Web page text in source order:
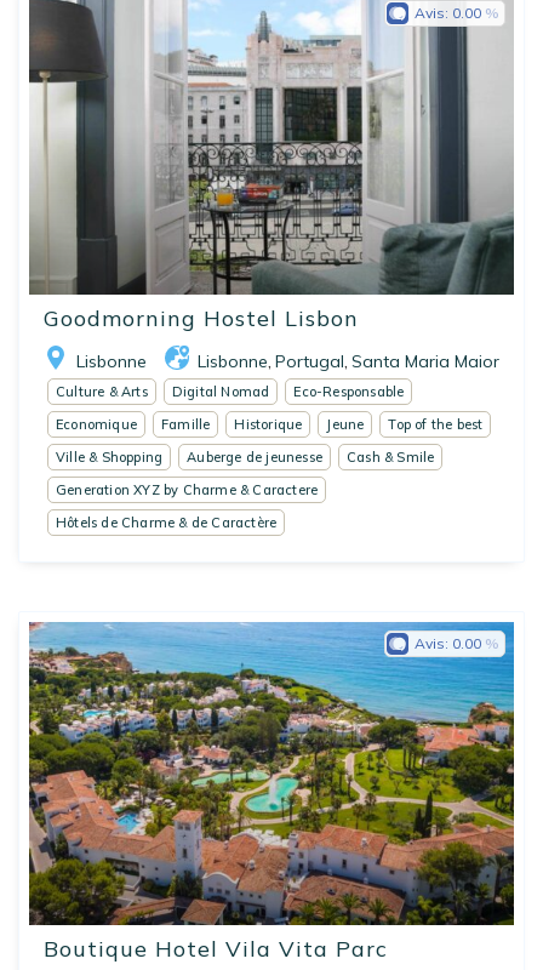
Goodmorning Hostel Lisbon
Lisbonne Lisbonne Portugal Santa Maria Maior
Avis: 0.00
Culture & Arts Digital Nomad
Eco-Responsable
Economique
Famille Historique Jeune
Top of the best
Ville & Shopping
Auberge de jeunesse
Cash & Smile
Generation XYZ by Charme & Caractere
Hôtels de Charme & de Caractère
Boutique Hotel Vila Vita Parc
Avis: 0.00